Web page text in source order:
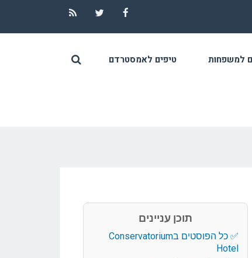
למשפחות טיפים לאמסטרדם
תוכן עניינים
כל הפוסטים בConservatorium
Hotel